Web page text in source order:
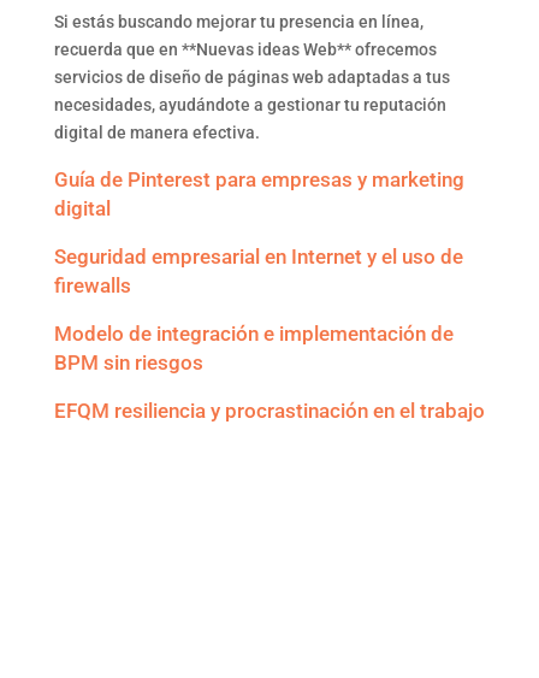
Si estás buscando mejorar tu presencia en línea,
recuerda que en **Nuevas ideas Web** ofrecemos
servicios de diseño de páginas web adaptadas a tus
necesidades, ayudándote a gestionar tu reputación
digital de manera efectiva.
Guía de Pinterest para empresas y marketing
digital
Seguridad empresarial en Internet y el uso de
firewalls
Modelo de integración e implementación de
BPM sin riesgos
EFQM resiliencia y procrastinación en el trabajo